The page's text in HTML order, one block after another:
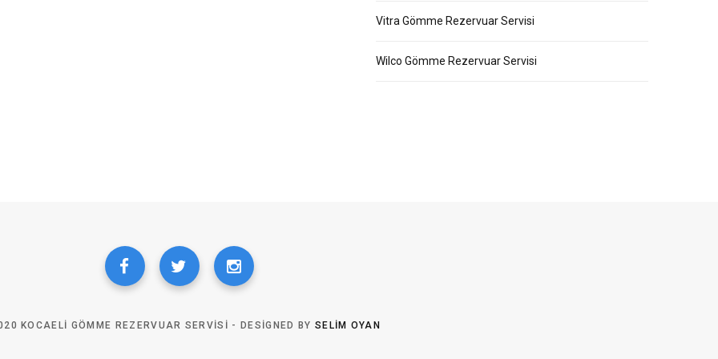
Vitra Gömme Rezervuar Servisi
Wilco Gömme Rezervuar Servisi
KOCAELI GÖMME REZERVUAR SERVISI - DESIGNED BY SELIM OYAN